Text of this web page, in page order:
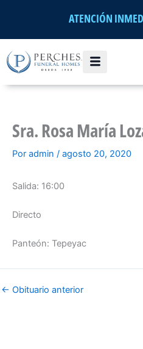
ATENCIÓN
Sra. Rosa María
Por admin / agosto 20, 2020
Salida: 16:00
Directo
Panteón: Tepeyac
← Obituario anterior